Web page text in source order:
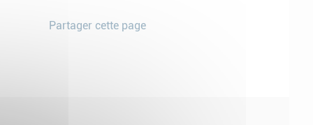
Partager cette page